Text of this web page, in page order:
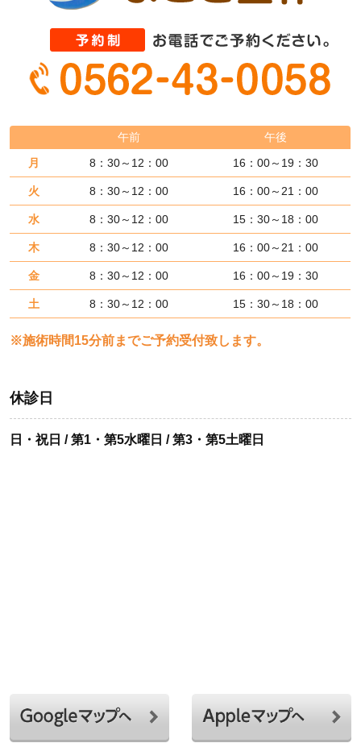
午前
午後
月
8：30～12：00 16：00～19：30
火 8：30～12：00 16：00～21：00
水 8：30～12：00 15：30～18：00
木 8：30～12：00 16：00～21：00
金 8：30～12：00 16：00～19：30
土 8：30～12：00 15：30～18：00
※施術時間15分前までご予約受付致します。
休診日
日・祝日 / 第1・第5水曜日 / 第3・第5土曜日